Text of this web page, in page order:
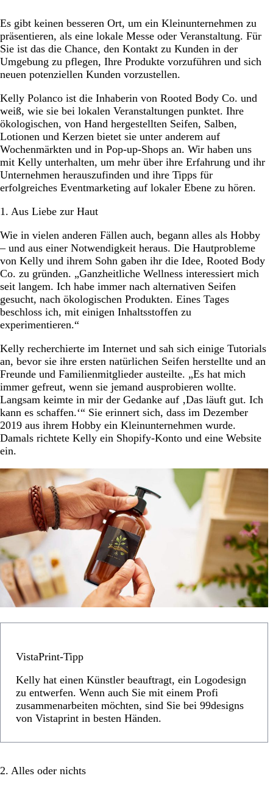
Es gibt keinen besseren Ort, um ein Kleinunternehmen zu
präsentieren, als eine lokale Messe oder Veranstaltung. Für
Sie ist das die Chance, den Kontakt zu Kunden in der
Umgebung zu pflegen, Ihre Produkte vorzuführen und sich
neuen potenziellen Kunden vorzustellen.
Kelly Polanco ist die Inhaberin von Rooted Body Co. und
weiß, wie sie bei lokalen Veranstaltungen punktet. Ihre
ökologischen, von Hand hergestellten Seifen, Salben,
Lotionen und Kerzen bietet sie unter anderem auf
Wochenmärkten und in Pop-up-Shops an. Wir haben uns
mit Kelly unterhalten, um mehr über ihre Erfahrung und ihr
Unternehmen herauszufinden und ihre Tipps für
erfolgreiches Eventmarketing auf lokaler Ebene zu hören.
1. Aus Liebe zur Haut
Wie in vielen anderen Fällen auch, begann alles als Hobby
– und aus einer Notwendigkeit heraus. Die Hautprobleme
von Kelly und ihrem Sohn gaben ihr die Idee, Rooted Body
Co. zu gründen. „Ganzheitliche Wellness interessiert mich
seit langem. Ich habe immer nach alternativen Seifen
gesucht, nach ökologischen Produkten. Eines Tages
beschloss ich, mit einigen Inhaltsstoffen zu
experimentieren.“
Kelly recherchierte im Internet und sah sich einige Tutorials
an, bevor sie ihre ersten natürlichen Seifen herstellte und an
Freunde und Familienmitglieder austeilte. „Es hat mich
immer gefreut, wenn sie jemand ausprobieren wollte.
Langsam keimte in mir der Gedanke auf ‚Das läuft gut. Ich
kann es schaffen.‘“ Sie erinnert sich, dass im Dezember
2019 aus ihrem Hobby ein Kleinunternehmen wurde.
Damals richtete Kelly ein Shopify-Konto und eine Website
ein.
VistaPrint-Tipp
Kelly hat einen Künstler beauftragt, ein Logodesign
zu entwerfen. Wenn auch Sie mit einem Profi
zusammenarbeiten möchten, sind Sie bei 99designs
von Vistaprint in besten Händen.
2. Alles oder nichts
Alles oder nichts
Einstieg in die Geschäftswelt
Kellys Marketing-Must-haves
Blick in die Zukunft